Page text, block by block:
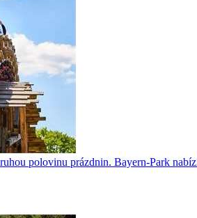
polovinu prázdnin. Bayern-Park